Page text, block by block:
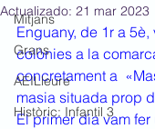
Mitjans
Grans
AEILleure
Històric: Infantil 3
Actualizado: 21 mar 2023
Enguany, de 1r a
colònies a la
concretament a
masia situada prop
El primer dia vam